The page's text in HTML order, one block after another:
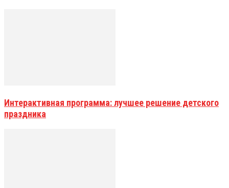
Интерактивная программа: лучшее решение детского
праздника